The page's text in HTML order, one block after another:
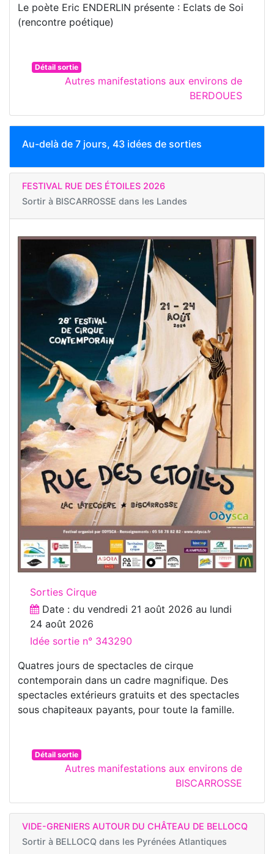
Le poète Eric ENDERLIN présente : Eclats de Soi
(rencontre poétique)
Détail sortie
Autres manifestations aux environs de
BERDOUES
Au-delà de 7 jours, 43 idées de sorties
FESTIVAL RUE DES ÉTOILES 2026
Sortir à BISCARROSSE dans les Landes
Sorties Cirque
Date : du vendredi 21 août 2026 au lundi
24 août 2026
Idée sortie n° 343290
Quatres jours de spectacles de cirque
contemporain dans un cadre magnifique. Des
spectacles extérieurs gratuits et des spectacles
sous chapiteaux payants, pour toute la famille.
Détail sortie
Autres manifestations aux environs de
BISCARROSSE
VIDE-GRENIERS AUTOUR DU CHÂTEAU DE BELLOCQ
Sortir à BELLOCQ dans les Pyrénées Atlantiques